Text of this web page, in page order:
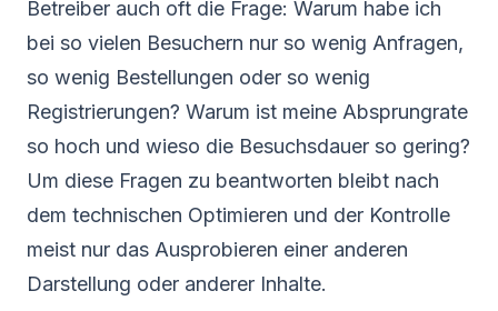
Betreiber auch oft die Frage: Warum habe ich
bei so vielen Besuchern nur so wenig Anfragen,
so wenig Bestellungen oder so wenig
Registrierungen? Warum ist meine Absprungrate
so hoch und wieso die Besuchsdauer so gering?
Um diese Fragen zu beantworten bleibt nach
dem technischen Optimieren und der Kontrolle
meist nur das Ausprobieren einer anderen
Darstellung oder anderer Inhalte.